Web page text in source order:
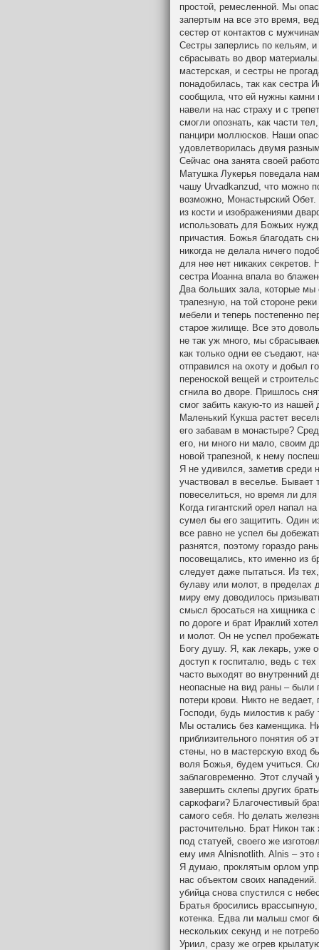
простой, ремесленной. Мы
запертым на все это время,
сестер от контактов с
Сестры заперлись по кельям,
сбрасывать во двор
мастерская, и сестры не
понадобилась, так как сестра
сообщила, что ей нужны камни
навели на нас страху и с
смогли опознать, как части
панцири моллюсков. Наши
удовлетворилась двумя
Сейчас она занята своей
Матушка Лукерья поведала
чашу Urvadkanzud, что можно
возможно, Монастырский
из кости и изображениями
использовать для Божьих
причастия. Божья благодать
никогда не делала ничего
для нее нет никаких секретов.
сестра Иоанна впала во
Два больших зала, которые мы
трапезную, на той стороне
мебели и теперь постепенно
старое жилище. Все это
не так уж много, мы
как только одни ее съедают,
отправился на охоту и добыл
переноской вещей и
сгнила во дворе. Пришлось
смог забить какую-то из
Маленький Кукша растет
его забавам в монастыре?
его, ни много ни мало, своим
новой трапезной, к нему
Я не удивился, заметив среди
участвовал в веселье. Бывает
повеселиться, но время ли для
Когда гигантский орел напал
сумел бы его защитить. Один
все равно не успел бы
разнятся, поэтому гораздо
посовещались, кто именно из
следует даже пытаться. Из
булаву или молот, в пределах
миру ему доводилось
смысл бросаться на хищника
по дороге и брат Ираклий
и молот. Он не успел
Богу душу. Я, как лекарь, уже
доступ к госпиталю, ведь с
часто выходят во внутренний
неопасные на вид раны – были
потери крови. Никто не
Господи, будь милостив к рабу
Мы остались без каменщика.
приблизительного понятия об
стены, но в мастерскую вход
воля Божья, будем учиться.
заблаговременно. Этот случай
завершить склепы других
саркофаги? Благочестивый
самого себя. Но делать
расточительно. Брат Никон
под статуей, своего же
ему имя Alnisnotlith. Alnis – это
Я думаю, проклятым орлом
нас объектом своих
убийца снова спустился с
Братья бросились
котенка. Едва ли малыш смог
нескольких секунд и не
Уриил, сразу же огрев